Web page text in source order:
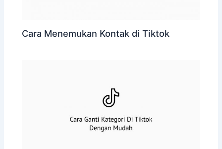
Cara Menemukan Kontak di Tiktok